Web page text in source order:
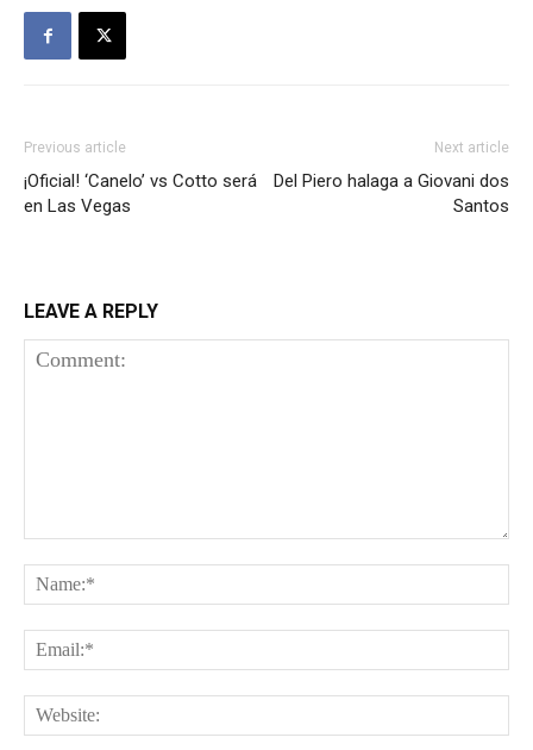
Previous article
¡Oficial! ‘Canelo’ vs Cotto será
en Las Vegas
Next article
Del Piero halaga a Giovani dos
Santos
LEAVE A REPLY